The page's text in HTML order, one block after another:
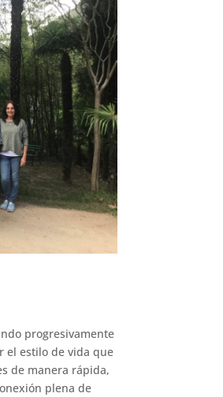
progresivamente
el estilo de vida que
de manera rápida,
plena de